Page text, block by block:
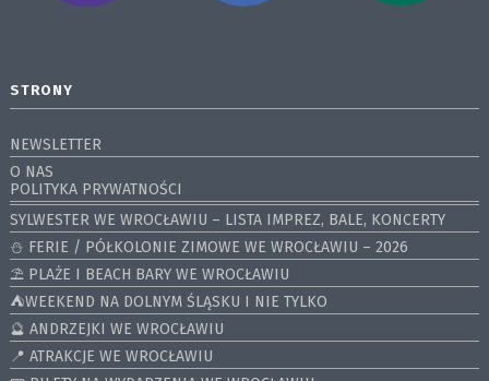
STRONY
NEWSLETTER
O NAS
POLITYKA PRYWATNOŚCI
SYLWESTER WE WROCŁAWIU – LISTA IMPREZ, BALE, KONCERTY
⛄️ FERIE / PÓŁKOLONIE ZIMOWE WE WROCŁAWIU – 2026
⛱️ PLAŻE I BEACH BARY WE WROCŁAWIU
⛺️WEEKEND NA DOLNYM ŚLĄSKU I NIE TYLKO
🔮 ANDRZEJKI WE WROCŁAWIU
📍 ATRAKCJE WE WROCŁAWIU